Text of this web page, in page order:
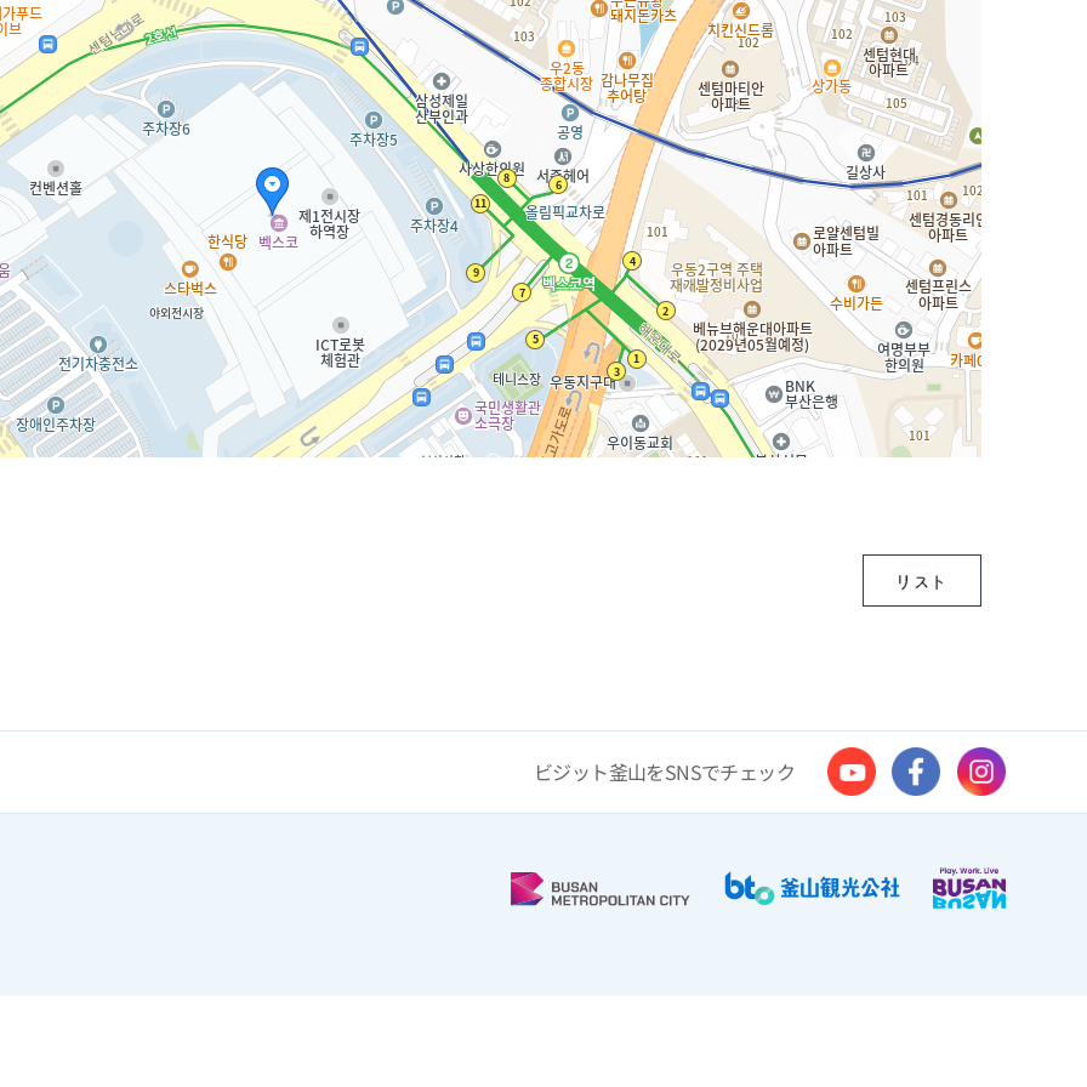
ビジット釜山をSNSでチェック